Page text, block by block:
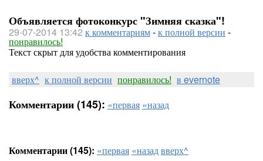
Объявляется фотоконкурс "Зимняя сказка"!
29-07-2014 13:42 к комментариям-к полной версии -
понравилось!
Текст скрыт для удобства комментирования
вверх^ к полной версии понравилось! в evernote
Комментарии (145): «первая «назад
Комментарии (145): «первая «назадвверх^